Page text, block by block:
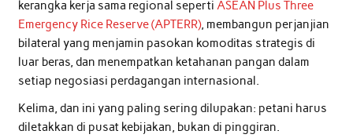
kerangka kerja sama regional seperti ASEAN Plus Three
Emergency Rice Reserve (APTERR), membangun perjanjian
bilateral yang menjamin pasokan komoditas strategis di
luar beras, dan menempatkan ketahanan pangan dalam
setiap negosiasi perdagangan internasional.
Kelima, dan ini yang paling sering dilupakan: petani harus
diletakkan di pusat kebijakan, bukan di pinggiran.